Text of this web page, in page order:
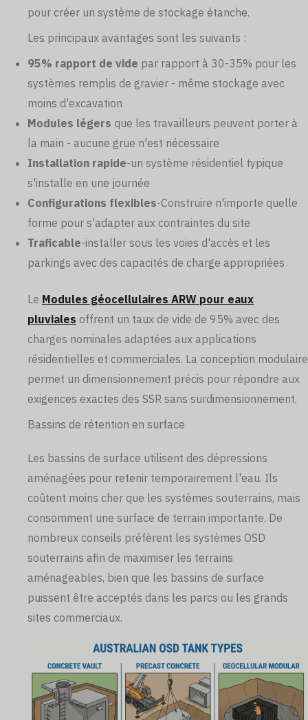
pour créer un système de stockage étanche.
Les principaux avantages sont les suivants :
95% rapport de vide par rapport à 30-35% pour les
systèmes remplis de gravier - même stockage avec
moins d'excavation
Modules légers que les travailleurs peuvent porter à
la main - aucune grue n'est nécessaire
Installation rapide-un système résidentiel typique
s'installe en une journée
Configurations flexibles-Construire n'importe quelle
forme pour s'adapter aux contraintes du site
Traficable-installer sous les voies d'accès et les
parkings avec des capacités de charge appropriées
Le Modules géocellulaires ARW pour eaux
pluviales offrent un taux de vide de 95% avec des
charges nominales adaptées aux applications
résidentielles et commerciales. La conception modulaire
permet un dimensionnement précis pour répondre aux
exigences exactes des SSR sans surdimensionnement.
Bassins de rétention en surface
Les bassins de surface utilisent des dépressions
aménagées pour retenir temporairement l'eau. Ils
coûtent moins cher que les systèmes souterrains, mais
consomment une surface de terrain importante. De
nombreux conseils préfèrent les systèmes OSD
souterrains afin de maximiser les terrains
aménageables, bien que les bassins de surface
puissent être acceptés dans les parcs ou les grands
sites commerciaux.